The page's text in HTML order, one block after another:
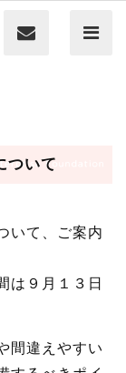
ついて
いて、ご案内
は９月１３日
間違えやすい